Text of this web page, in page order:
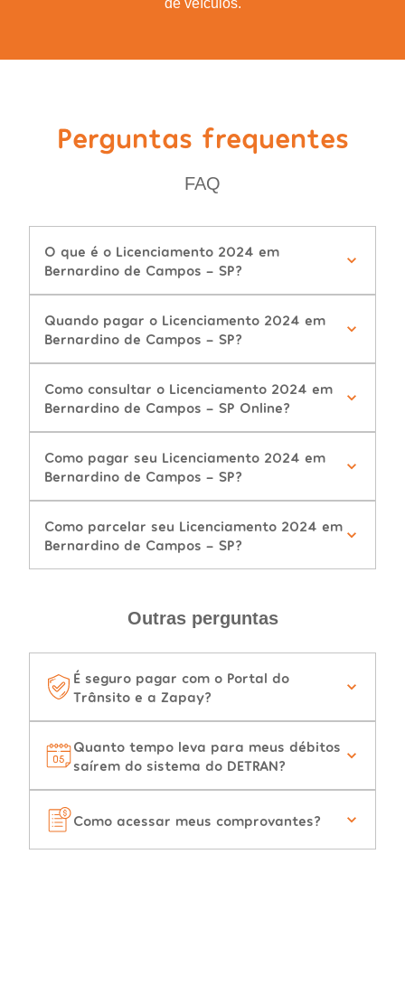
de veículos.
Perguntas frequentes
FAQ
O que é o Licenciamento 2024 em
Bernardino de Campos - SP?
Quando pagar o Licenciamento 2024 em
Bernardino de Campos - SP?
Como consultar o Licenciamento 2024 em
Bernardino de Campos - SP Online?
Como pagar seu Licenciamento 2024 em
Bernardino de Campos - SP?
Como parcelar seu Licenciamento 2024 em
Bernardino de Campos - SP?
Outras perguntas
É seguro pagar com o Portal do
Trânsito e a Zapay?
Quanto tempo leva para meus débitos
saírem do sistema do DETRAN?
Como acessar meus comprovantes?